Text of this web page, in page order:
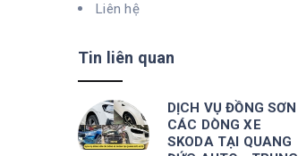
Liên hệ
Tin liên quan
DỊCH VỤ ĐỒNG SƠN
CÁC DÒNG XE
SKODA TẠI QUANG